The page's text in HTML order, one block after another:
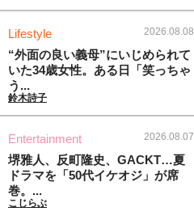
Lifestyle 2026.08.08
“外面の良い義母”にいじめられて
いた34歳女性。ある日「笑っちゃ
う...
鈴木詩子
Entertainment 2026.08.07
堺雅人、反町隆史、GACKT…夏
ドラマを「50代イケオジ」が席
巻。...
こじらぶ